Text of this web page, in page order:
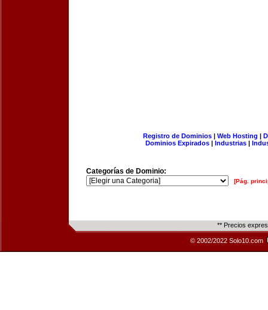
Registro de Dominios| Web Hosting |
Dominios Expirados | Industrias |
Categorías de Dominio:
[Pág.
** Precios
© 2002/2022 Solo10.com